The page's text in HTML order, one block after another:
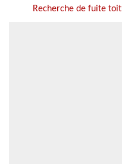
Recherche de fuite